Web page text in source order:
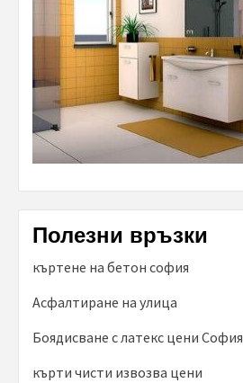
Полезни връзки
къртене на бетон софия
Асфалтиране на улица
Боядисване с латекс цени София
кърти чисти извозва цени